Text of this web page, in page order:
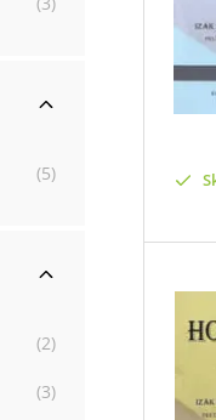
(5)
(2)
(3)